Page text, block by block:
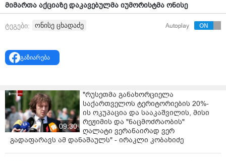
მიმართა აქციაზე დაკავებულმა იუმორისტმა ონისე
ცხადაძემ მოსამართლე ნინო გალუსტაშვილს,
აღკვეთის ღონისძიების გადასინჯვის თაობაზე
აღსანიშნავია, რომ ყველა ბრალდებულის ადვოკატმა
დღევანდელ სასამართლო სხდომაზე პატიმრებისთვის
„მე რასაც მივხვდი, რასაც მოვუსმინე ადვოკატებს,
მგონი, ყველანაირი მიზეზი და გარემოება გაქვთ
იმისა, რომ ჩვენს უფლებადამცველებს
დაეთანხმოთ…. ჩემზე უკეთესად იცით, ეს ყველაფერი
ტეგები: ონისე ცხადაძე Autoplay
გაზიარება
09:30
"რუსეთმა განახორციელა
საქართველოს ტერიტორიების 20%-
ის ოკუპაცია და სააკაშვილის, მისი
რეჟიმის და "ნაცმოძრაობის"
ღალატი ვერანაირად ვერ
გადაფარავს ამ დანაშაულს" - ირაკლი კობახიძე